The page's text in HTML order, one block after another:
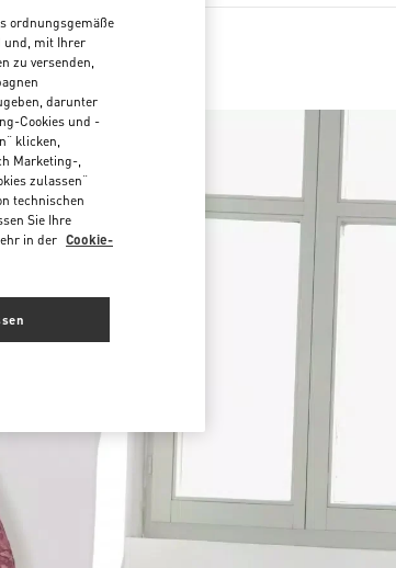
ordnungsgemäße
und, mit Ihrer
zu versenden,
darunter
Cookies und -
klicken,
Marketing-,
zulassen“
technischen
Sie Ihre
in der Cookie-